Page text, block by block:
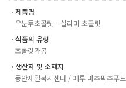
ㆍ제품명
우분투초콜릿 – 살라미 초콜릿
ㆍ식품의 유형
초콜릿가공
ㆍ생산자 및 소재지
동안제일복지센터 / 페루 마추픽추푸드